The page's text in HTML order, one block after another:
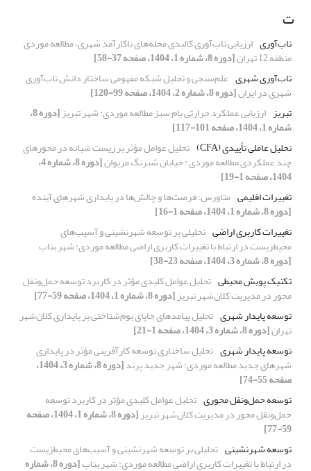
ت
تاب‌آوری ارزیابی تاب‌آوری کالبدی محله‌های ناکارآمد شهری، مطالعه موردی
منطقه 12 تهران
[دوره 8، شماره 1، 1404، صفحه 37-58]
تاب‌آوری شهری علم‌سنجی و تحلیل شبکه مفهومی ساختار دانش تاب‌آوری
شهری در ایران[دوره 8، شماره 2، 1404، صفحه 99-120]
تبریز ارزیابی عملکرد حرارتی بام سبز مطالعه موردی: شهر تبریز [دوره 8،
شماره 1، 1404، صفحه 101-117]
تحلیل عاملی تأییدی (CFA)
تحلیل عوامل مؤثر بر زیست شبانه در محورهای
چند عملکردی مطالعه موردی : خیابان شبرنگ مریوان [دوره 8، شماره 4،
1404، صفحه 1-19]
تغییرات اقلیمی متاورس؛ فرصت‌ها و چالش‌ها در پایداری شهرهای آینده
[دوره 8، شماره 1، 1404، صفحه 1-16]
تغییرات کاربری اراضی تحلیلی بر توسعه شهرنشینی و آسیب‌های
محیط‌زیست در ارتباط با تغییرات کاربری اراضی مطالعه موردی: شهر بناب
[دوره 8، شماره 3، 1404، صفحه 23-38]
تکنیک پویش محیطی تحلیل عوامل کلیدی مؤثر در کاربرد توسعه حمل‌ونقل
محور در مدیریت کلان‌شهر تبریز[دوره 8، شماره 1، 1404، صفحه 59-77]
توسعه پایدار شهری تحلیل پیامدهای جاپای بوم‌شناختی بر پایداری کلان‌شهر
تهران[دوره 8، شماره 3، 1404، صفحه 1-21]
توسعه پایدار شهری تحلیل ساختاری توسعه کارآفرینی مؤثر در پایداری
شهرهای جدید مطالعه موردی: شهر جدید پرند [دوره 8، شماره 3، 1404،
صفحه 55-74]
توسعه حمل‌ونقل محوری تحلیل عوامل کلیدی مؤثر در کاربرد توسعه
حمل‌ونقل محور در مدیریت کلان‌شهر تبریز [دوره 8، شماره 1، 1404، صفحه
59-77]
توسعه شهرنشینی تحلیلی بر توسعه شهرنشینی و آسیب‌های محیط‌زیست
در ارتباط با تغییرات کاربری اراضی مطالعه موردی: شهر بناب [دوره 8، شماره